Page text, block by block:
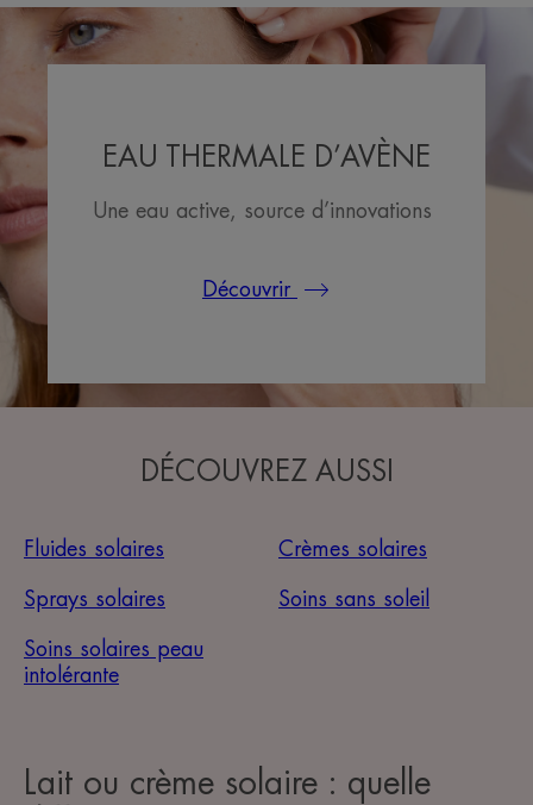
EAU THERMALE D’AVÈNE
Une eau active, source d’innovations
Découvrir
DÉCOUVREZ AUSSI
Fluides solaires Crèmes solaires
Sprays solaires Soins sans soleil
Soins solaires peau
intolérante
Lait ou crème solaire : quelle